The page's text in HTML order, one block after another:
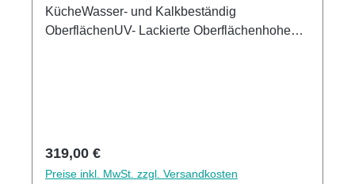
KücheWasser- und Kalkbeständig
OberflächenUV- Lackierte Oberflächenhohe
Regulärer Preis:
319,00 €
Preise inkl. MwSt. zzgl. Versandkosten